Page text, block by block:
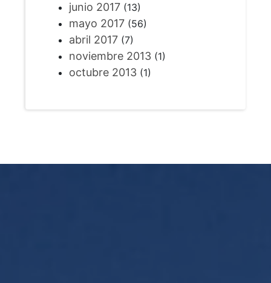
junio 2017(13)
mayo 2017(56)
abril 2017(7)
noviembre 2013(1)
octubre 2013(1)